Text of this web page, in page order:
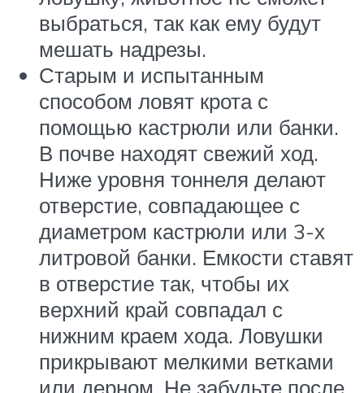
выбраться, так как ему будут
мешать надрезы.
Старым и испытанным
способом ловят крота с
помощью кастрюли или банки.
В почве находят свежий ход.
Ниже уровня тоннеля делают
отверстие, совпадающее с
диаметром кастрюли или 3-х
литровой банки. Емкости ставят
в отверстие так, чтобы их
верхний край совпадал с
нижним краем хода. Ловушки
прикрывают мелкими ветками
или дерном. Не забудьте после